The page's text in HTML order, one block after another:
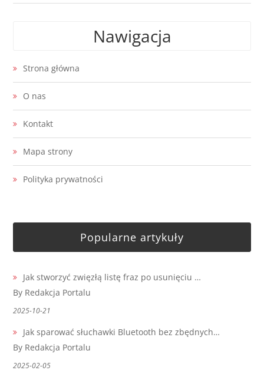
Nawigacja
Strona główna
O nas
Kontakt
Mapa strony
Polityka prywatności
Popularne artykuły
Jak stworzyć zwięzłą listę fraz po usunięciu …
By Redakcja Portalu
2025-10-21
Jak sparować słuchawki Bluetooth bez zbędnych…
By Redakcja Portalu
2025-02-05